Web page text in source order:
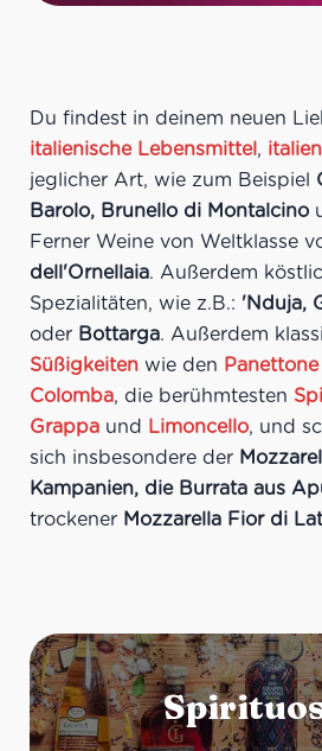
Du findest in deinem neuen
italienische Lebensmittel,
jeglicher Art, wie zum Beispiel
Barolo, Brunello di Montalcino
Ferner Weine von Weltklasse
dell'Ornellaia. Außerdem
Spezialitäten, wie z.B.: 'Nduja,
oder Bottarga. Außerdem
Süßigkeiten wie den Panettone
Colomba, die berühmtesten
Grappa und Limoncello, und
sich insbesondere der
Kampanien, die Burrata aus
trockener Mozzarella Fior di